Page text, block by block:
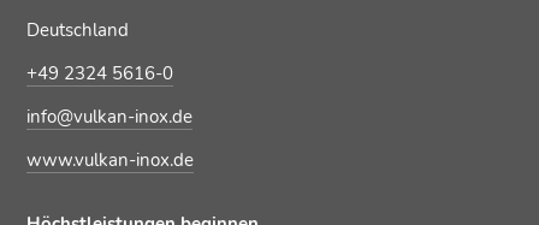
Deutschland
+49 2324 5616-0
info@vulkan-inox.de
www.vulkan-inox.de